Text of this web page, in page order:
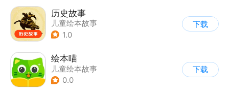
历史故事
儿童绘本故事
1.0
下载
绘本喵
儿童绘本故事
0.0
下载